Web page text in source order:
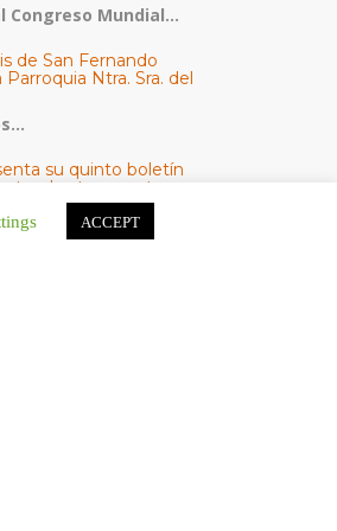
Congreso Mundial...
de San Fernando
Ntra. Sra. del
su quinto boletín
tras los terremotos
este martes 4...
ACCEPT